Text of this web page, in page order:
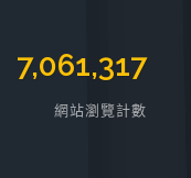
7,061,317
網站瀏覽計數